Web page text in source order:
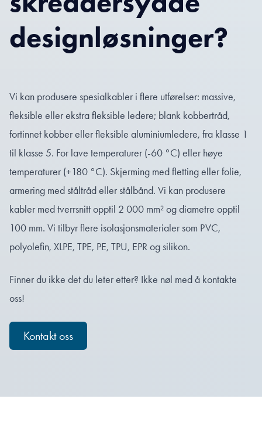
designløsninger?
Vi kan produsere spesialkabler i flere utførelser: massive,
fleksible eller ekstra fleksible ledere; blank kobbertråd,
fortinnet kobber eller fleksible aluminiumledere, fra klasse 1
til klasse 5. For lave temperaturer (-60 °C) eller høye
temperaturer (+180 °C). Skjerming med fletting eller folie,
armering med ståltråd eller stålbånd. Vi kan produsere
kabler med tverrsnitt opptil 2 000 mm² og diametre opptil
100 mm. Vi tilbyr flere isolasjonsmaterialer som PVC,
polyolefin, XLPE, TPE, PE, TPU, EPR og silikon.
Finner du ikke det du leter etter? Ikke nøl med å kontakte
oss!
Kontakt oss